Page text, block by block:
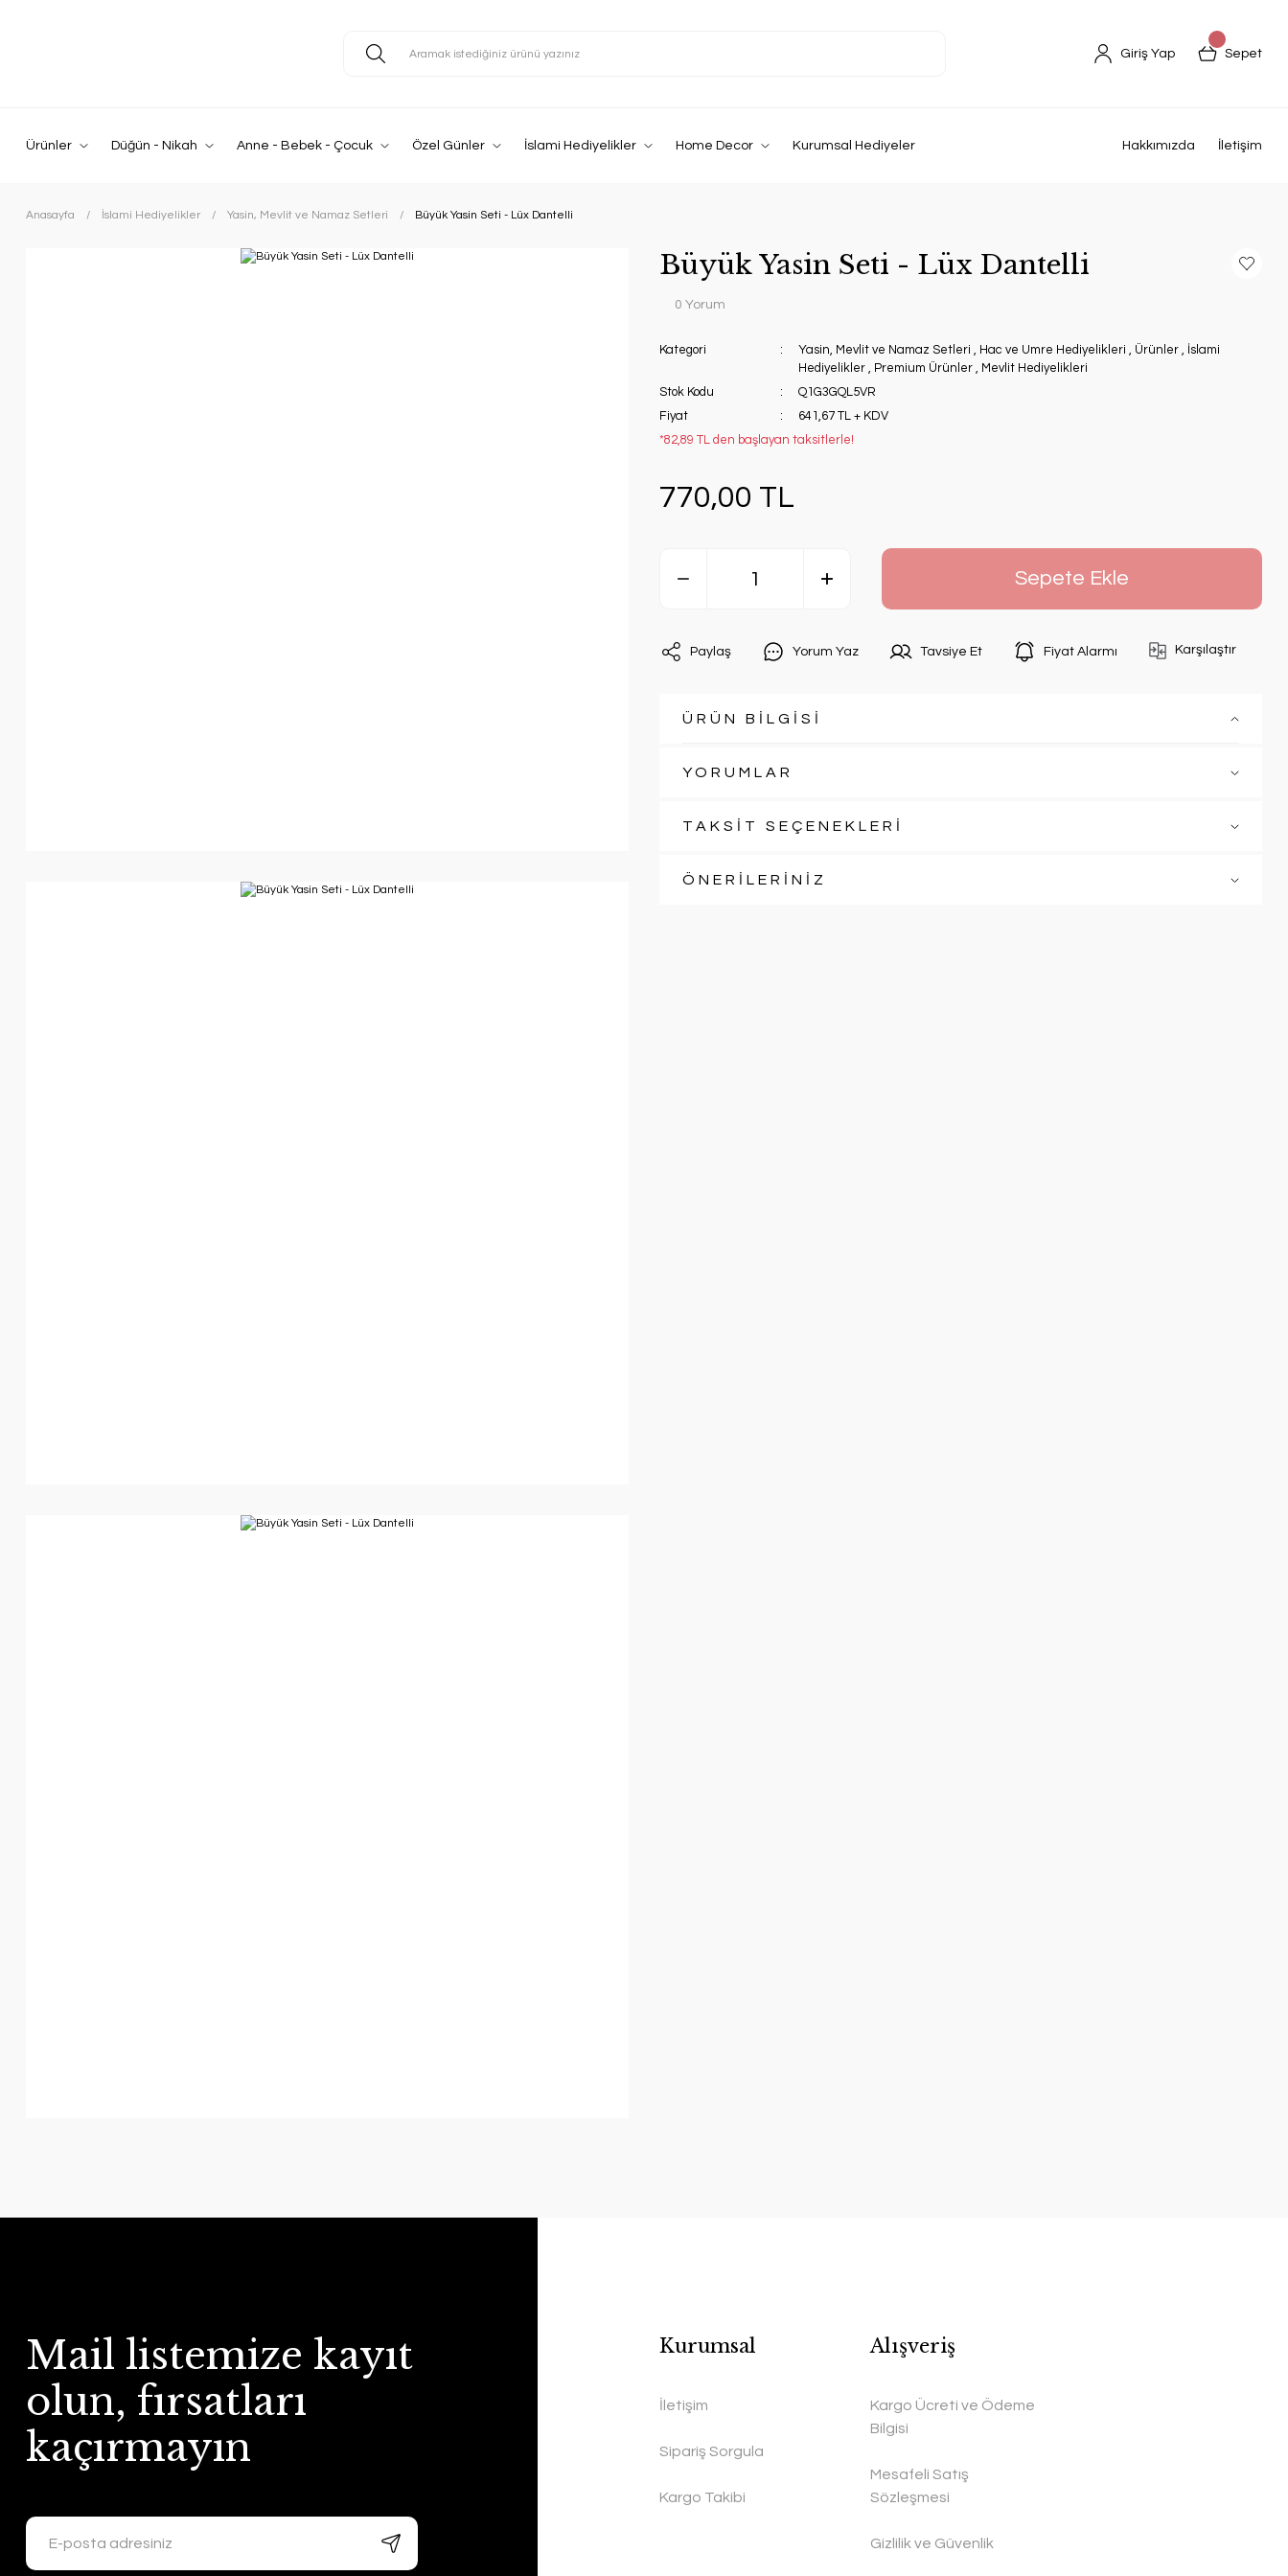
Giriş Yap Sepet
Ürünler Düğün - Nikah Anne - Bebek - Çocuk Özel Günler İslami Hediyelikler Home Decor Kurumsal Hediyeler Hakkımızda İletişim
Anasayfa İslami Hediyelikler Yasin, Mevlit ve Namaz Setleri Büyük Yasin Seti - Lüx Dantelli
Büyük Yasin Seti - Lüx Dantelli
0 Yorum
Kategori Yasin, Mevlit ve Namaz Setleri , Hac ve Umre Hediyelikleri , Ürünler , İslami
Hediyelikler , Premium Ürünler , Mevlit Hediyelikleri
Stok Kodu
Q1G3GQL5VR
Fiyat
641,67 TL + KDV
*82,89 TL den başlayan taksitlerle!
770,00 TL
Sepete Ekle
Paylaş Yorum Yaz Tavsiye Et Fiyat Alarmı Karşılaştır
ÜRÜN BİLGİSİ
YORUMLAR
TAKSİT SEÇENEKLERİ
ÖNERİLERİNİZ
Mail listemize kayıt
olun, fırsatları
kaçırmayın
Kurumsal
İletişim
Sipariş Sorgula
Kargo Takibi
Alışveriş
Kargo Ücreti ve Ödeme
Bilgisi
Mesafeli Satış
Sözleşmesi
Gizlilik ve Güvenlik